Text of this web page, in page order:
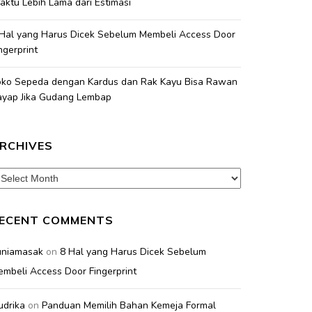
yang Harus Dicek Sebelum Membeli Access Door
Sepeda dengan Kardus dan Rak Kayu Bisa Rawan
Jika Gudang Lembap
COMMENTS
on 8 Hal yang Harus Dicek Sebelum
Access Door Fingerprint
on Panduan Memilih Bahan Kemeja Formal